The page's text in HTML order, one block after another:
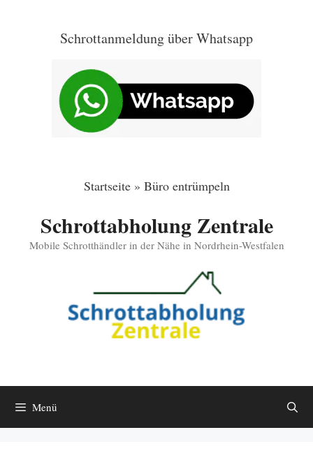
Schrottanmeldung über Whatsapp
Startseite» Büro entrümpeln
Schrottabholung Zentrale
Mobile Schrotthändler in der Nähe in Nordrhein-Westfalen
Menü